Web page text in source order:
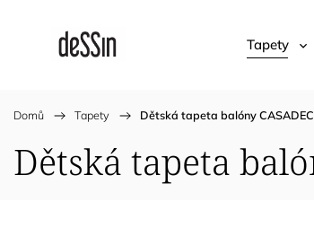
Tapety
Domů / Tapety / Dětská tapeta balóny
Dětská tapeta